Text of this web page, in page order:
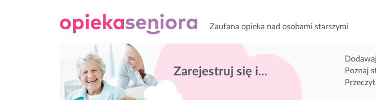
Zaufana opieka nad osobami starszymi
Zarejestruj się i...
Poznaj